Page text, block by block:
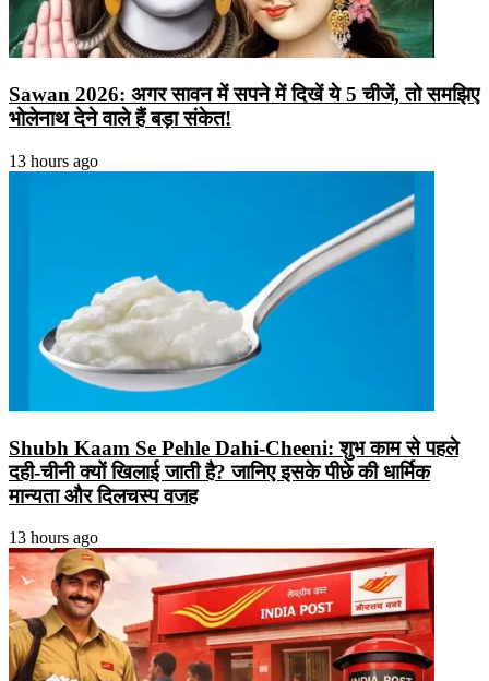
Sawan 2026: अगर सावन में सपने में दिखें ये 5 चीजें, तो समझिए
भोलेनाथ देने वाले हैं बड़ा संकेत!
13 hours ago
Shubh Kaam Se Pehle Dahi-Cheeni: शुभ काम से पहले
दही-चीनी क्यों खिलाई जाती है? जानिए इसके पीछे की धार्मिक
मान्यता और दिलचस्प वजह
13 hours ago